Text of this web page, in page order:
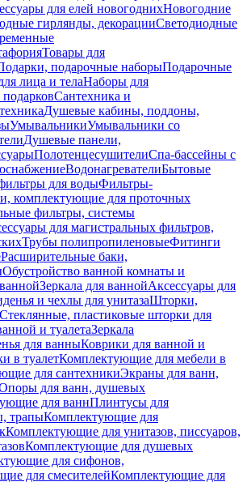
для елей новогоднихНовогодние
гирлянды, декорацииСветодиодные
Товары для
подарочные наборыПодарочные
лица и телаНаборы для
Сантехника и
Душевые кабины, поддоны,
УмывальникиУмывальники со
Душевые панели,
ПолотенцесушителиСпа-бассейны с
ВодонагревателиБытовые
для водыФильтры-
комплектующие для проточных
фильтры, системы
для магистральных фильтров,
Трубы полипропиленовыеФитинги
Расширительные баки,
Обустройство ванной комнаты и
Зеркала для ваннойАксессуары для
и чехлы для унитазаШторки,
Стеклянные, пластиковые шторки для
и туалетаЗеркала
для ванныКоврики для ванной и
в туалетКомплектующие для мебели в
для сантехникиЭкраны для ванн,
для ванн, душевых
для ваннПлинтусы для
трапыКомплектующие для
Комплектующие для унитазов, писсуаров,
Комплектующие для душевых
для сифонов,
для смесителейКомплектующие для